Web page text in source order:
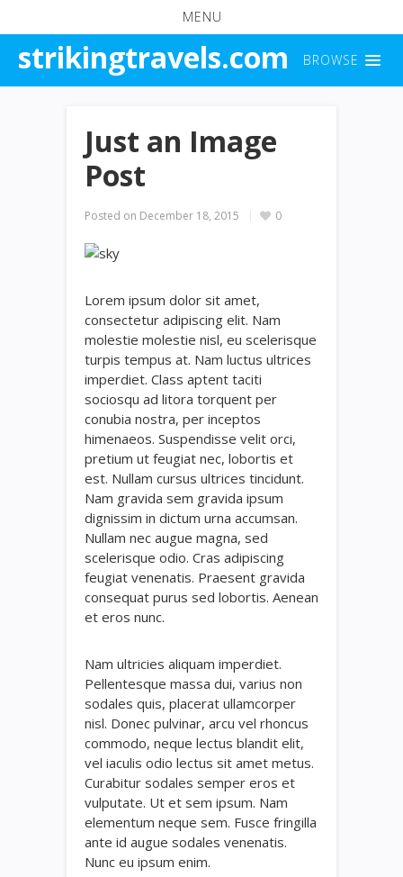
MENU
BROWSE
strikingtravels.com
Just an Image
Post
Posted on December 18, 2015 0
Lorem ipsum dolor sit amet,
consectetur adipiscing elit. Nam
molestie molestie nisl, eu scelerisque
turpis tempus at. Nam luctus ultrices
imperdiet. Class aptent taciti
sociosqu ad litora torquent per
conubia nostra, per inceptos
himenaeos. Suspendisse velit orci,
pretium ut feugiat nec, lobortis et
est. Nullam cursus ultrices tincidunt.
Nam gravida sem gravida ipsum
dignissim in dictum urna accumsan.
Nullam nec augue magna, sed
scelerisque odio. Cras adipiscing
feugiat venenatis. Praesent gravida
consequat purus sed lobortis. Aenean
et eros nunc.
Nam ultricies aliquam imperdiet.
Pellentesque massa dui, varius non
sodales quis, placerat ullamcorper
nisl. Donec pulvinar, arcu vel rhoncus
commodo, neque lectus blandit elit,
vel iaculis odio lectus sit amet metus.
Curabitur sodales semper eros et
vulputate. Ut et sem ipsum. Nam
elementum neque sem. Fusce fringilla
ante id augue sodales venenatis.
Nunc eu ipsum enim.